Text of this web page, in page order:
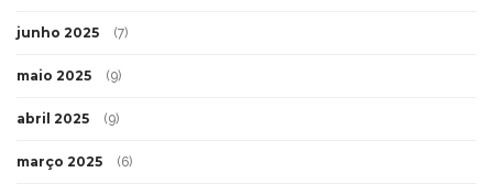
junho 2025 (7)
maio 2025 (9)
abril 2025 (9)
março 2025 (6)